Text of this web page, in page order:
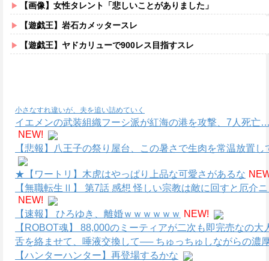
【画像】女性タレント「悲しいことがありました」
【遊戯王】岩石カメッタースレ
【遊戯王】ヤドカリューで900レス目指すスレ
小さなすれ違いが、夫を追い詰めていく
イエメンの武装組織フーシ派が紅海の港を攻撃、7人死亡
NEW!
【悲報】八王子の祭り屋台、この暑さで生肉を常温放置
★【ワートリ】木虎はやっぱり上品な可愛さがあるな
【無職転生Ⅱ】 第7話 感想 怪しい宗教は敵に回すと厄介
NEW!
【速報】 ひろゆき、離婚ｗｗｗｗｗｗ NEW!
【ROBOT魂】 88,000のミーティアが二次も即完売なの
舌を絡ませて、唾液交換して── ちゅっちゅしながらの濃
【ハンターハンター】再登場するかな